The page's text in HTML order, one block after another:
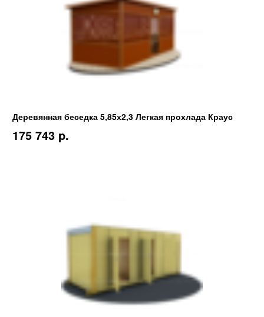
Деревянная беседка 5,85х2,3 Легкая прохлада Краус
175 743 p.